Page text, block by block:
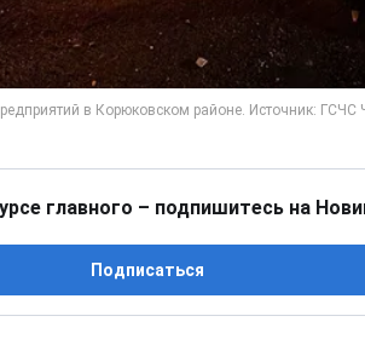
главного – подпишитесь на
Подписаться